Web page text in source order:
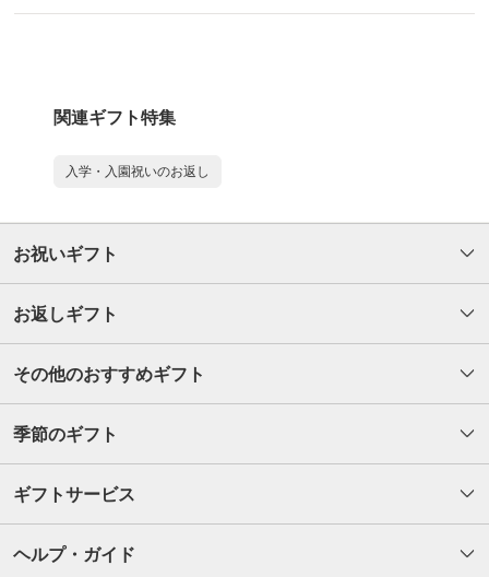
関連ギフト特集
入学・入園祝いのお返し
お祝いギフト
お返しギフト
その他のおすすめギフト
季節のギフト
ギフトサービス
ヘルプ・ガイド